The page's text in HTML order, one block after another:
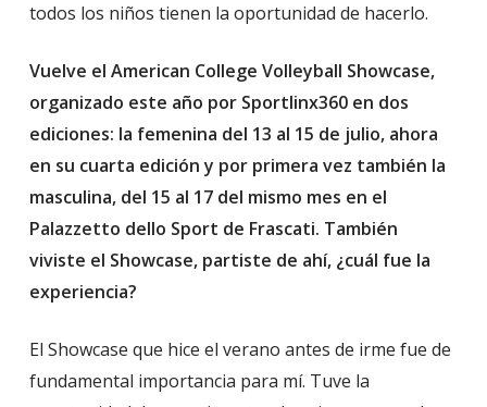
todos los niños tienen la oportunidad de hacerlo.
Vuelve el American College Volleyball Showcase,
organizado este año por Sportlinx360 en dos
ediciones: la femenina del 13 al 15 de julio, ahora
en su cuarta edición y por primera vez también la
masculina, del 15 al 17 del mismo mes en el
Palazzetto dello Sport de Frascati. También
viviste el Showcase, partiste de ahí, ¿cuál fue la
experiencia?
El Showcase que hice el verano antes de irme fue de
fundamental importancia para mí. Tuve la